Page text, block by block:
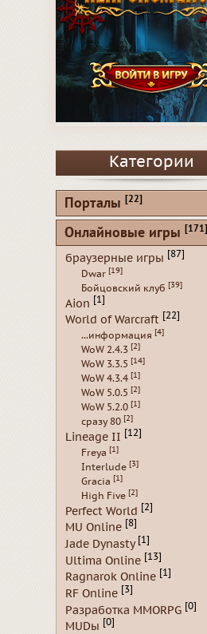
Категории
Порталы [22]
Онлайновые игры [171]
браузерные игры [87]
Dwar [19]
Бойцовский клуб [39]
Aion [1]
World of Warcraft [22]
...информация [4]
WoW 2.4.3 [2]
WoW 3.3.5 [14]
WoW 4.3.4 [1]
WoW 5.0.5 [2]
WoW 5.2.0 [1]
сразу 80 [2]
Lineage II [12]
Freya [1]
Interlude [3]
Gracia [1]
High Five [2]
Perfect World [2]
MU Online [8]
Jade Dynasty [1]
Ultima Online [13]
Ragnarok Online [1]
RF Online [3]
Разработка MMORPG [0]
MUDы [0]